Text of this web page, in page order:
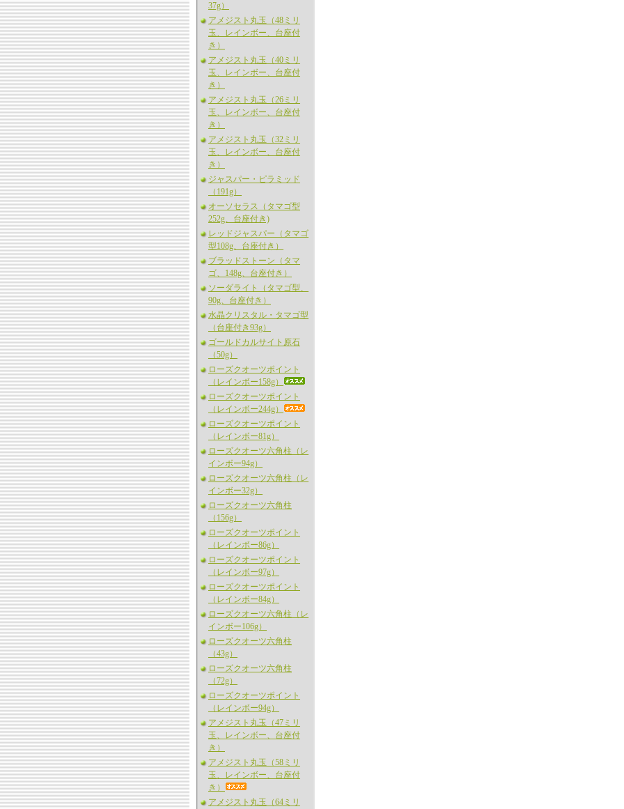
37g）
アメジスト丸玉（48ミリ
玉、レインボー、台座付
き）
アメジスト丸玉（40ミリ
玉、レインボー、台座付
き）
アメジスト丸玉（26ミリ
玉、レインボー、台座付
き）
アメジスト丸玉（32ミリ
玉、レインボー、台座付
き）
ジャスパー・ピラミッド
（191g）
オーソセラス（タマゴ型
252g、台座付き)
レッドジャスパー（タマゴ
型108g、台座付き）
ブラッドストーン（タマ
ゴ、148g、台座付き）
ソーダライト（タマゴ型、
90g、台座付き）
水晶クリスタル・タマゴ型
（台座付き93g）
ゴールドカルサイト原石
（50g）
ローズクオーツポイント
（レインボー158g）
ローズクオーツポイント
（レインボー244g）
ローズクオーツポイント
（レインボー81g）
ローズクオーツ六角柱（レ
インボー94g）
ローズクオーツ六角柱（レ
インボー32g）
ローズクオーツ六角柱
（156g）
ローズクオーツポイント
（レインボー86g）
ローズクオーツポイント
（レインボー97g）
ローズクオーツポイント
（レインボー84g）
ローズクオーツ六角柱（レ
インボー106g）
ローズクオーツ六角柱
（43g）
ローズクオーツ六角柱
（72g）
ローズクオーツポイント
（レインボー94g）
アメジスト丸玉（47ミリ
玉、レインボー、台座付
き）
アメジスト丸玉（58ミリ
玉、レインボー、台座付
き）
アメジスト丸玉（64ミリ